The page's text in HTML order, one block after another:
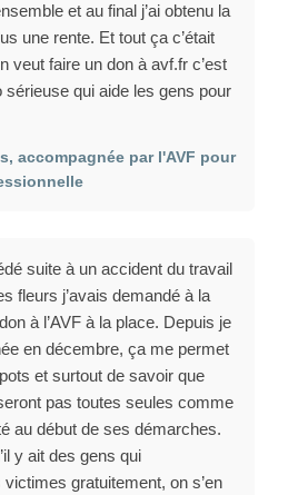
et au final j’ai obtenu la
une rente. Et tout ça c’était
veut faire un don à avf.fr c’est
qui aide les gens pour
accompagnée par l'AVF pour
suite à un accident du travail
fleurs j’avais demandé à la
à l’AVF à la place. Depuis je
en décembre, ça me permet
et surtout de savoir que
pas toutes seules comme
au début de ses démarches.
y ait des gens qui
gratuitement, on s’en